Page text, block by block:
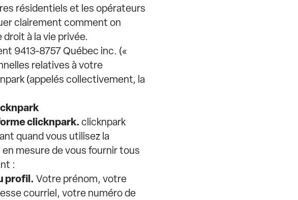
résidentiels et les opérateurs
clairement comment on
à la vie privée.
9413-8757 Québec inc. («
relatives à votre
(appelés collectivement, la
clicknpark.clicknpark
quand vous utilisez la
mesure de vous fournir tous
:
profil. Votre prénom, votre
courriel, votre numéro de